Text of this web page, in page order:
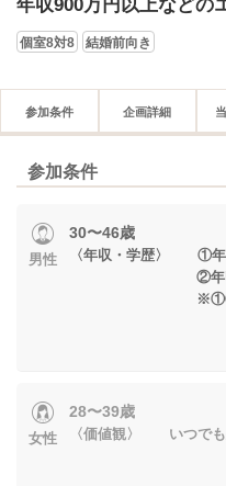
年収900万円以上などの
個室8対8 結婚前向き
参加条件 企画詳細
参加条件
男性
30〜46歳
〈年収・学歴〉 ①年
②年収600万
※①②いずれ
女性
28〜39歳
〈価値観〉 いつでも